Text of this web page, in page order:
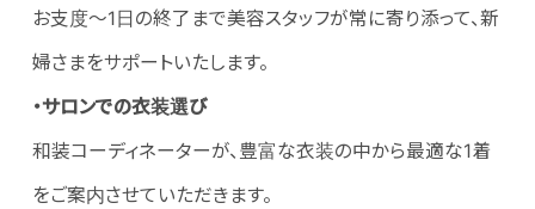
お支度〜1日の終了まで美容スタッフが常に寄り添って、新
婦さまをサポートいたします。
・サロンでの衣装選び
和装コーディネーターが、豊富な衣装の中から最適な1着
をご案内させていただきます。